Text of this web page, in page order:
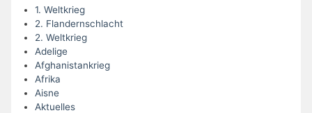
1. Weltkrieg
2. Flandernschlacht
2. Weltkrieg
Adelige
Afghanistankrieg
Afrika
Aisne
Aktuelles